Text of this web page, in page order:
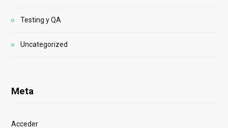
Testing y QA
Uncategorized
Meta
Acceder